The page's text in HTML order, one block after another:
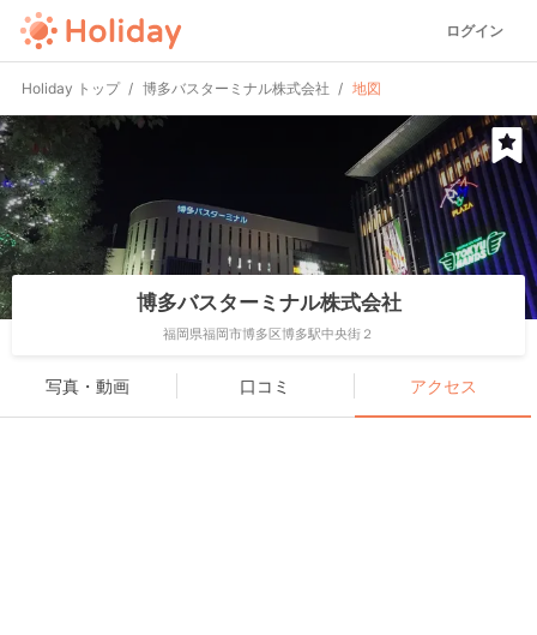
ログイン
Holiday トップ 博多バスターミナル株式会社 地図
博多バスターミナル株式会社
福岡県福岡市博多区博多駅中央街２
写真・動画 口コミ アクセス